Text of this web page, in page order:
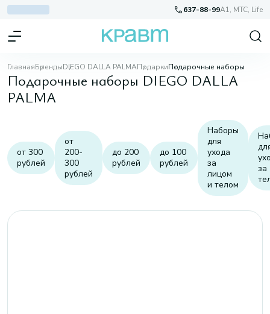
637-88-99A1, МТС, Life
ГлавнаяБрендыDIEGO DALLA PALMAПодаркиПодарочные наборы
Подарочные наборы DIEGO DALLA
PALMA
от 300
рублей
от
200-
300
рублей
до 200
рублей
до 100
рублей
Наборы
для
ухода
за
лицом
и телом
за